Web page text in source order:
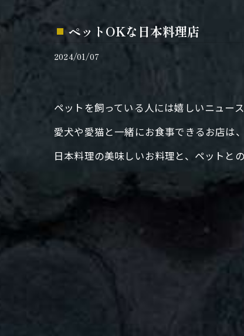
ペットOKな日本料理店
2024/01/07
ペットを飼っている人には嬉しいニュー
愛犬や愛猫と一緒にお食事できるお店は
日本料理の美味しいお料理と、ペットと